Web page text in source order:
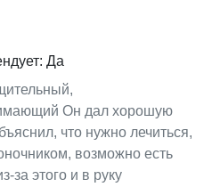
Да
Он дал хорошую
что нужно лечиться,
возможно есть
за этого и в руку